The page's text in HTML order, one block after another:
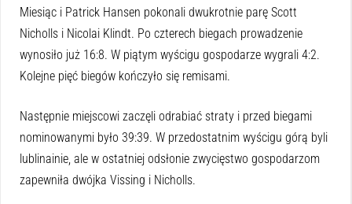
Miesiąc i Patrick Hansen pokonali dwukrotnie parę Scott
Nicholls i Nicolai Klindt. Po czterech biegach prowadzenie
wynosiło już 16:8. W piątym wyścigu gospodarze wygrali 4:2.
Kolejne pięć biegów kończyło się remisami.
Następnie miejscowi zaczęli odrabiać straty i przed biegami
nominowanymi było 39:39. W przedostatnim wyścigu górą byli
lublinainie, ale w ostatniej odsłonie zwycięstwo gospodarzom
zapewniła dwójka Vissing i Nicholls.